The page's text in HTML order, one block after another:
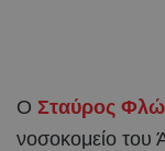
O Σταύρος
νοσοκομείο του